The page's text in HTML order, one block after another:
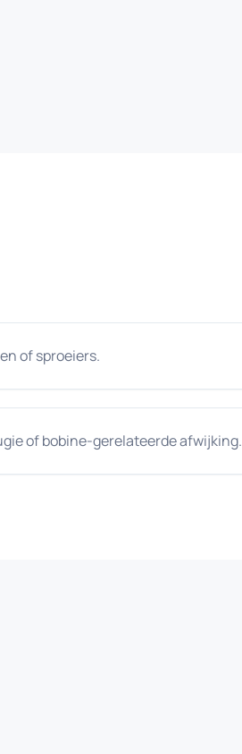
of sproeiers.
of bobine-gerelateerde afwijking.